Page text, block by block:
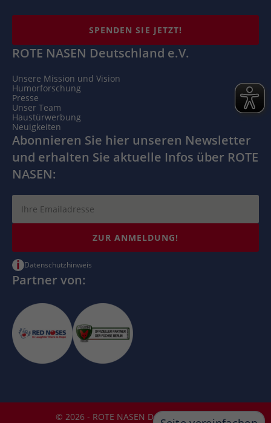
SPENDEN SIE JETZT!
ROTE NASEN Deutschland e.V.
Unsere Mission und Vision
Humorforschung
Presse
Unser Team
Haustürwerbung
Neuigkeiten
Abonnieren Sie hier unseren Newsletter
und erhalten Sie aktuelle Infos über ROTE
NASEN:
ZUR ANMELDUNG!
i Datenschutzhinweis
Partner von:
© 2026 - ROTE NASEN Deutschland e.V.